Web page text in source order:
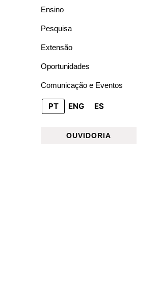
Ensino
Pesquisa
Extensão
Oportunidades
Comunicação e Eventos
PT ENG ES
OUVIDORIA